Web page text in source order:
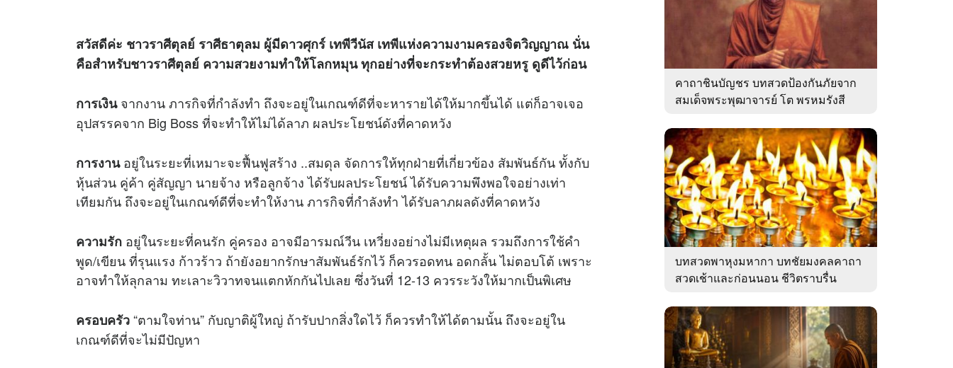
สวัสดีค่ะ ชาวราศีตุลย์ ราศีธาตุลม ผู้มีดาวศุกร์ เทพีวีนัส เทพีแห่งความงามครองจิตวิญญาณ นั่น
คือสำหรับชาวราศีตุลย์ ความสวยงามทำให้โลกหมุน ทุกอย่างที่จะกระทำต้องสวยหรู ดูดีไว้ก่อน
การเงินจากงาน ภารกิจที่กำลังทำ ถึงจะอยู่ในเกณฑ์ดีที่จะหารายได้ให้มากขึ้นได้ แต่ก็อาจเจอ
อุปสรรคจาก Big Boss ที่จะทำให้ไม่ได้ลาภ ผลประโยชน์ดังที่คาดหวัง
การงานอยู่ในระยะที่เหมาะจะฟื้นฟูสร้าง ..สมดุล จัดการให้ทุกฝ่ายที่เกี่ยวข้อง สัมพันธ์กัน ทั้งกับ
หุ้นส่วน คู่ค้า คู่สัญญา นายจ้าง หรือลูกจ้าง ได้รับผลประโยชน์ ได้รับความพึงพอใจอย่างเท่า
เทียมกัน ถึงจะอยู่ในเกณฑ์ดีที่จะทำให้งาน ภารกิจที่กำลังทำ ได้รับลาภผลดังที่คาดหวัง
ความรัก อยู่ในระยะที่คนรัก คู่ครอง อาจมีอารมณ์วีน เหวี่ยงอย่างไม่มีเหตุผล รวมถึงการใช้คำ
พูด/เขียน ที่รุนแรง ก้าวร้าว ถ้ายังอยากรักษาสัมพันธ์รักไว้ ก็ควรอดทน อดกลั้น ไม่ตอบโต้ เพราะ
อาจทำให้ลุกลาม ทะเลาะวิวาทจนแตกหักกันไปเลย ซึ่งวันที่ 12-13 ควรระวังให้มากเป็นพิเศษ
ครอบครัว“ตามใจท่าน” กับญาติผู้ใหญ่ ถ้ารับปากสิ่งใดไว้ ก็ควรทำให้ได้ตามนั้น ถึงจะอยู่ใน
เกณฑ์ดีที่จะไม่มีปัญหา
คาถาชินบัญชร บทสวดป้องกันภัยจาก
สมเด็จพระพุฒาจารย์ โต พรหมรังสี
บทสวดพาหุงมหากา บทชัยมงคลคาถา
สวดเช้าและก่อนนอน ชีวิตราบรื่น